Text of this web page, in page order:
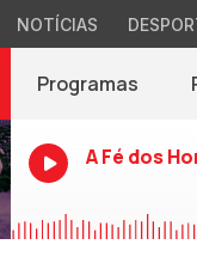
NOTÍCIAS
Programas
A Fé dos